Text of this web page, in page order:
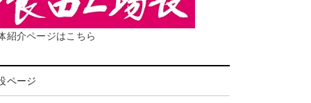
紹介ページはこちら
ページ